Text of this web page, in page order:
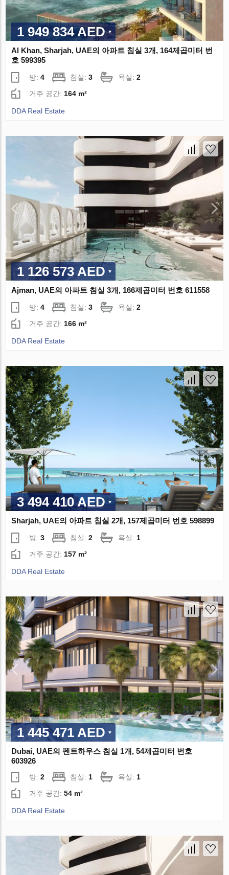
1 949 834 AED
Al Khan, Sharjah, UAE의 아파트 침실 3개, 164제곱미터 번
호 599395
방:4 침실:3 욕실:2
거주 공간: 164 m²
DDA Real Estate
1 126 573 AED
Ajman, UAE의 아파트 침실 3개, 166제곱미터 번호 611558
방:4 침실:3 욕실:2
거주 공간:166 m²
DDA Real Estate
3 494 410 AED
Sharjah, UAE의 아파트 침실 2개, 157제곱미터 번호 598899
방:3 침실:2 욕실: 1
거주 공간: 157 m²
DDA Real Estate
1 445 471 AED
Dubai, UAE의 펜트하우스 침실 1개, 54제곱미터 번호
603926
방:2 침실: 1 욕실: 1
거주 공간:54 m²
DDA Real Estate